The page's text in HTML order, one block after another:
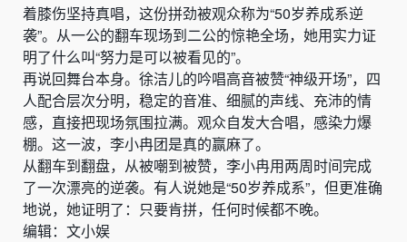
着膝伤坚持真唱，这份拼劲被观众称为“50岁养成系逆
袭”。从一公的翻车现场到二公的惊艳全场，她用实力证
明了什么叫“努力是可以被看见的”。
再说回舞台本身。徐洁儿的吟唱高音被赞“神级开场”，四
人配合层次分明，稳定的音准、细腻的声线、充沛的情
感，直接把现场氛围拉满。观众自发大合唱，感染力爆
棚。这一波，李小冉团是真的赢麻了。
从翻车到翻盘，从被嘲到被赞，李小冉用两周时间完成
了一次漂亮的逆袭。有人说她是“50岁养成系”，但更准确
地说，她证明了：只要肯拼，任何时候都不晚。
编辑：文小娱